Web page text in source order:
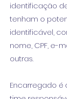
identificação
tenham o
identificável,
nome, CPF, e-
outras.
Encarregado é